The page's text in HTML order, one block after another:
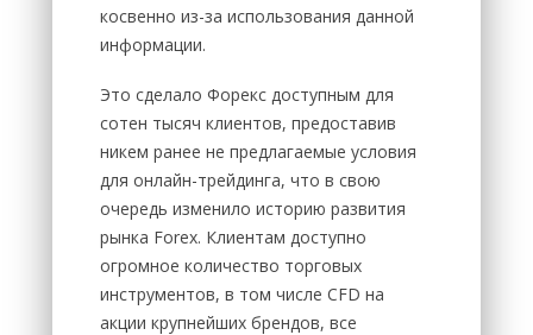
косвенно из-за использования данной
информации.
Это сделало Форекс доступным для
сотен тысяч клиентов, предоставив
никем ранее не предлагаемые условия
для онлайн-трейдинга, что в свою
очередь изменило историю развития
рынка Forex. Клиентам доступно
огромное количество торговых
инструментов, в том числе CFD на
акции крупнейших брендов, все